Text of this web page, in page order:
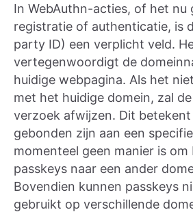
In WebAuthn-acties, of het nu
registratie of authenticatie, is
party ID) een verplicht veld.
vertegenwoordigt de
huidige webpagina. Als het
met het huidige domein, zal
verzoek afwijzen. Dit
gebonden zijn aan een
momenteel geen manier is om
passkeys naar een ander
Bovendien kunnen passkeys
gebruikt op verschillende